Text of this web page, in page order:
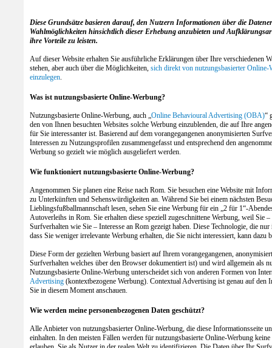
Diese Grundsätze basieren darauf, den Nutzern Informationen über die
Wahlmöglichkeiten hinsichtlich dieser Erhebung anzubieten und
ihre Vorteile zu leisten.
Auf dieser Website erhalten Sie ausführliche Erklärungen über Ihre verschiedenen
stehen, aber auch über die Möglichkeiten, sich direkt von nutzungsbasierter Online-
einzulegen.
Was ist nutzungsbasierte Online-Werbung?
Nutzungsbasierte Online-Werbung, auch „Online Behavioural Advertising (OBA)“
den von Ihnen besuchten Websites solche Werbung einzublenden, die auf Ihre
für Sie interessanter ist. Basierend auf dem vorangegangenen anonymisierten
Interessen zu Nutzungsprofilen zusammengefasst und entsprechend den
Werbung so gezielt wie möglich ausgeliefert werden.
Wie funktioniert nutzungsbasierte Online-Werbung?
Angenommen Sie planen eine Reise nach Rom. Sie besuchen eine Website mit
zu Unterkünften und Sehenswürdigkeiten an. Während Sie bei einem nächsten
Lieblingsfußballmannschaft lesen, sehen Sie eine Werbung für ein „2 für 1“-
Autoverleihs in Rom. Sie erhalten diese speziell zugeschnittene Werbung, weil Sie
Surfverhalten wie Sie – Interesse an Rom gezeigt haben. Diese Technologie, die
dass Sie weniger irrelevante Werbung erhalten, die Sie nicht interessiert, kann
Diese Form der gezielten Werbung basiert auf Ihrem vorangegangenen,
Surfverhalten welches über den Browser dokumentiert ist) und wird allgemein als
Nutzungsbasierte Online-Werbung unterscheidet sich von anderen Formen von
Advertising (kontextbezogene Werbung). Contextual Advertising ist genau auf den
Sie in diesem Moment anschauen.
Wie werden meine personenbezogenen Daten geschützt?
Alle Anbieter von nutzungsbasierter Online-Werbung, die diese Informationsseite
einhalten. In den meisten Fällen werden für nutzungsbasierte Online-Werbung keine